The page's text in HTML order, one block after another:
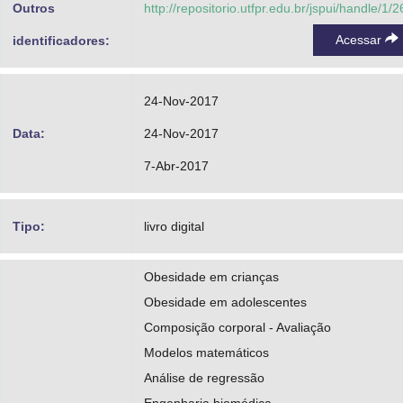
Outros
identificadores:
http://repositorio.utfpr.edu.br/jspui/handle/1/
Acessar
Data:
24-Nov-2017
24-Nov-2017
7-Abr-2017
Tipo: livro digital
Obesidade em crianças
Obesidade em adolescentes
Composição corporal - Avaliação
Modelos matemáticos
Análise de regressão